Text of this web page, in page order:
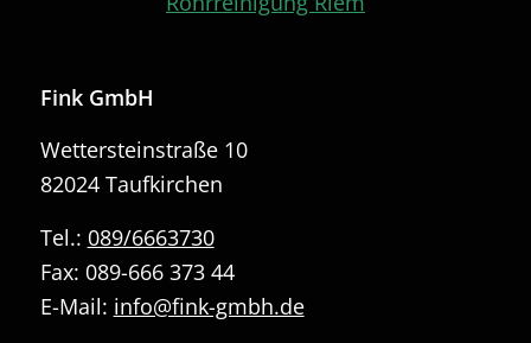
Fink GmbH
Wettersteinstraße 10
82024 Taufkirchen
Tel.: 089/6663730
Fax: 089-666 373 44
E-Mail: info@fink-gmbh.de